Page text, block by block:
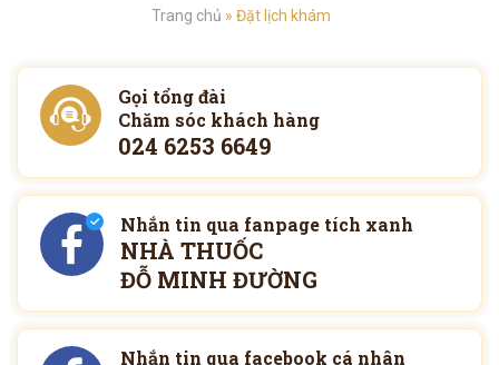
Trang chủ » Đặt lịch khám
Gọi tổng đài
Chăm sóc khách hàng
024 6253 6649
Nhắn tin qua fanpage tích xanh
NHÀ THUỐC
ĐỖ MINH ĐƯỜNG
Nhắn tin qua facebook cá nhân